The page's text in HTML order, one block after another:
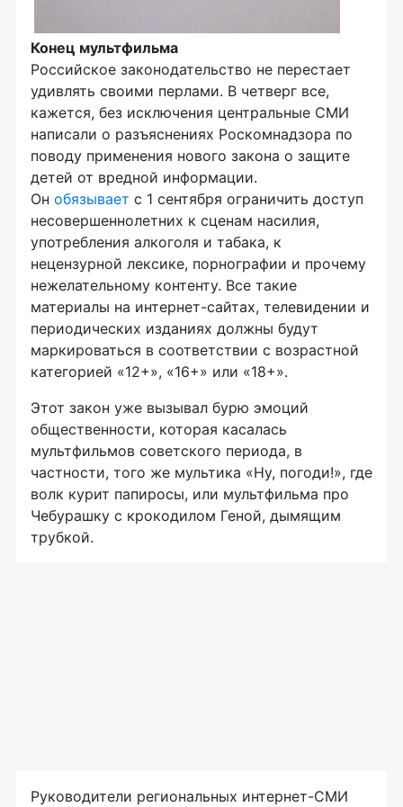
Конец мультфильма
Российское законодательство не перестает
удивлять своими перлами. В четверг все,
кажется, без исключения центральные СМИ
написали о разъяснениях Роскомнадзора по
поводу применения нового закона о защите
детей от вредной информации.
Он обязывает с 1 сентября ограничить доступ
несовершеннолетних к сценам насилия,
употребления алкоголя и табака, к
нецензурной лексике, порнографии и прочему
нежелательному контенту. Все такие
материалы на интернет-сайтах, телевидении и
периодических изданиях должны будут
маркироваться в соответствии с возрастной
категорией «12+», «16+» или «18+».
Этот закон уже вызывал бурю эмоций
общественности, которая касалась
мультфильмов советского периода, в
частности, того же мультика «Ну, погоди!», где
волк курит папиросы, или мультфильма про
Чебурашку с крокодилом Геной, дымящим
трубкой.
Руководители региональных интернет-СМИ